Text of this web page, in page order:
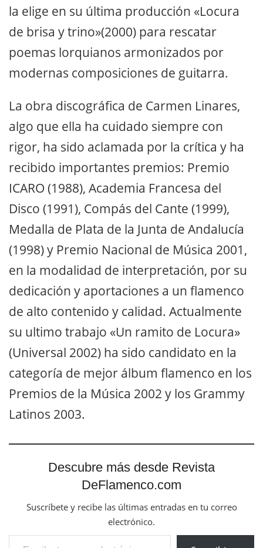
la elige en su última producción «Locura
de brisa y trino»(2000) para rescatar
poemas lorquianos armonizados por
modernas composiciones de guitarra.
La obra discográfica de Carmen Linares,
algo que ella ha cuidado siempre con
rigor, ha sido aclamada por la crítica y ha
recibido importantes premios: Premio
ICARO (1988), Academia Francesa del
Disco (1991), Compás del Cante (1999),
Medalla de Plata de la Junta de Andalucía
(1998) y Premio Nacional de Música 2001,
en la modalidad de interpretación, por su
dedicación y aportaciones a un flamenco
de alto contenido y calidad. Actualmente
su ultimo trabajo «Un ramito de Locura»
(Universal 2002) ha sido candidato en la
categoría de mejor álbum flamenco en los
Premios de la Música 2002 y los Grammy
Latinos 2003.
Descubre más desde Revista
DeFlamenco.com
Suscríbete y recibe las últimas entradas en tu correo
electrónico.
Escribe tu correo electrónico…